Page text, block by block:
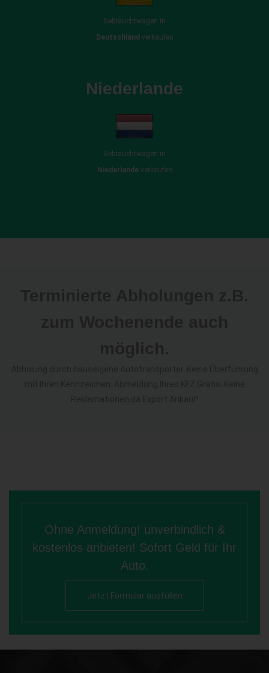
Gebrauchtwagen in
Deutschland verkaufen
Niederlande
Gebrauchtwagen in
Niederlandeverkaufen
Ohne Anmeldung! unverbindlich &
kostenlos anbieten! Sofort Geld für Ihr
Auto.
Jetzt Formular ausfüllen